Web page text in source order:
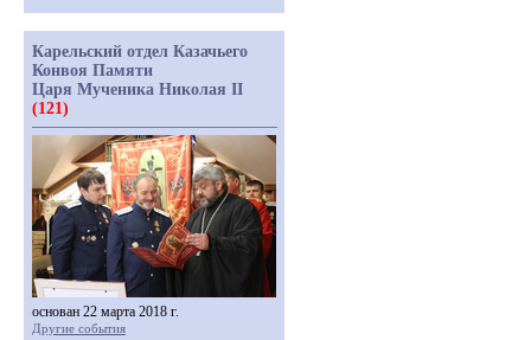
Карельский отдел Казачьего
Конвоя Памяти
Царя Мученика Николая II
(121)
основан 22 марта 2018 г.
Другие события